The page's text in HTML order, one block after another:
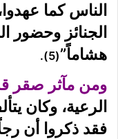
الناس كما
الجنائز وحضور
هشاماً”(5).
ومن مآثر صقر
الرعية، وكان
فقد ذكروا أن